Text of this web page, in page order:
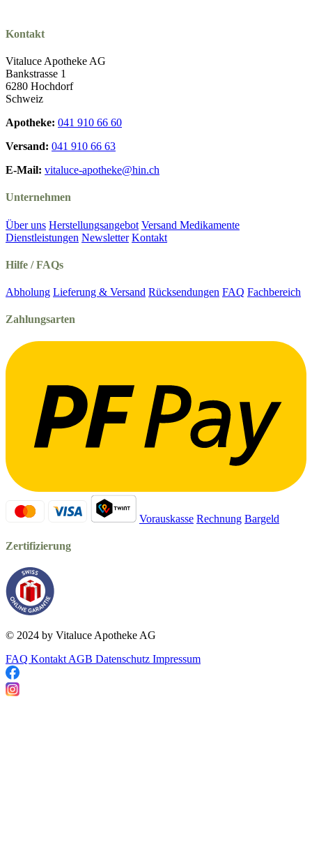
Kontakt
Vitaluce Apotheke AG
Bankstrasse 1
6280 Hochdorf
Schweiz
Apotheke: 041 910 66 60
Versand: 041 910 66 63
E-Mail: vitaluce-apotheke@hin.ch
Unternehmen
Über uns Herstellungsangebot Versand Medikamente
Dienstleistungen Newsletter Kontakt
Hilfe / FAQs
Abholung Lieferung & Versand Rücksendungen FAQ Fachbereich
Zahlungsarten
Vorauskasse Rechnung Bargeld
Zertifizierung
© 2024 by Vitaluce Apotheke AG
FAQ Kontakt AGB Datenschutz Impressum